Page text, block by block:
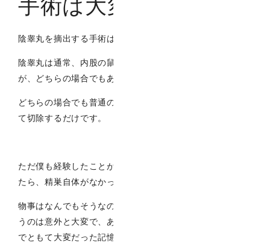
手術は大変？
陰睾丸を摘出する手術は基本的には難しくありません。
陰睾丸は通常、内股の鼠径部もしくは腹腔内になります
が、どちらの場合でもあまり難しい手術ではありません。
どちらの場合でも普通の睾丸と同様に血管と精管を結紮し
て切除するだけです。
ただ僕も経験したことがあるのですが、陰睾丸と思ってい
たら、精巣自体がなかったことが何回かあります。
物事はなんでもそうなのですが、ないことを確かめるとい
うのは意外と大変で、ありとあらゆる場所を探していくの
でともて大変だった記憶があります。